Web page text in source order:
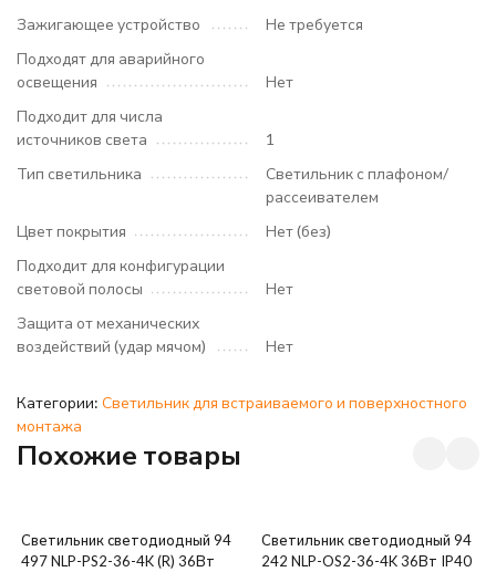
Зажигающее устройство
Не требуется
Подходят для аварийного
освещения
Нет
Подходит для числа
источников света
1
Тип светильника
Светильник с плафоном/
рассеивателем
Цвет покрытия
Нет (без)
Подходит для конфигурации
световой полосы
Нет
Защита от механических
воздействий (удар мячом)
Нет
Категории: Светильник для встраиваемого и поверхностного
монтажа
Похожие товары
Светильник светодиодный 94
497 NLP-PS2-36-4K (R) 36Вт
Светильник светодиодный 94
242 NLP-OS2-36-4K 36Вт IP40